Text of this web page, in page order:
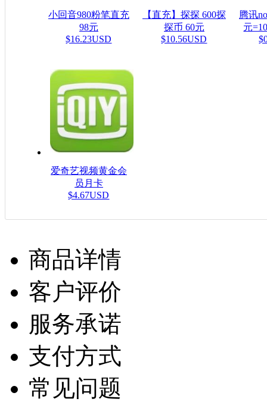
小回音980粉笔直充
98元
$16.23USD
【直充】探探 600探
探币 60元
$10.56USD
腾讯
元
爱奇艺视频黄金会
员月卡
$4.67USD
商品详情
客户评价
服务承诺
支付方式
常见问题